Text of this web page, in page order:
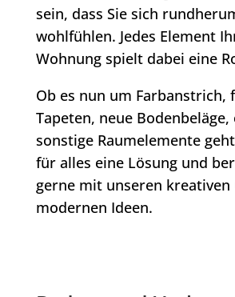
sein, dass Sie sich
wohlfühlen. Jedes Element
Wohnung spielt dabei eine
Ob es nun um Farbanstrich,
Tapeten, neue Bodenbeläge,
sonstige Raumelemente
für alles eine Lösung und
gerne mit unseren kreativen
modernen Ideen.